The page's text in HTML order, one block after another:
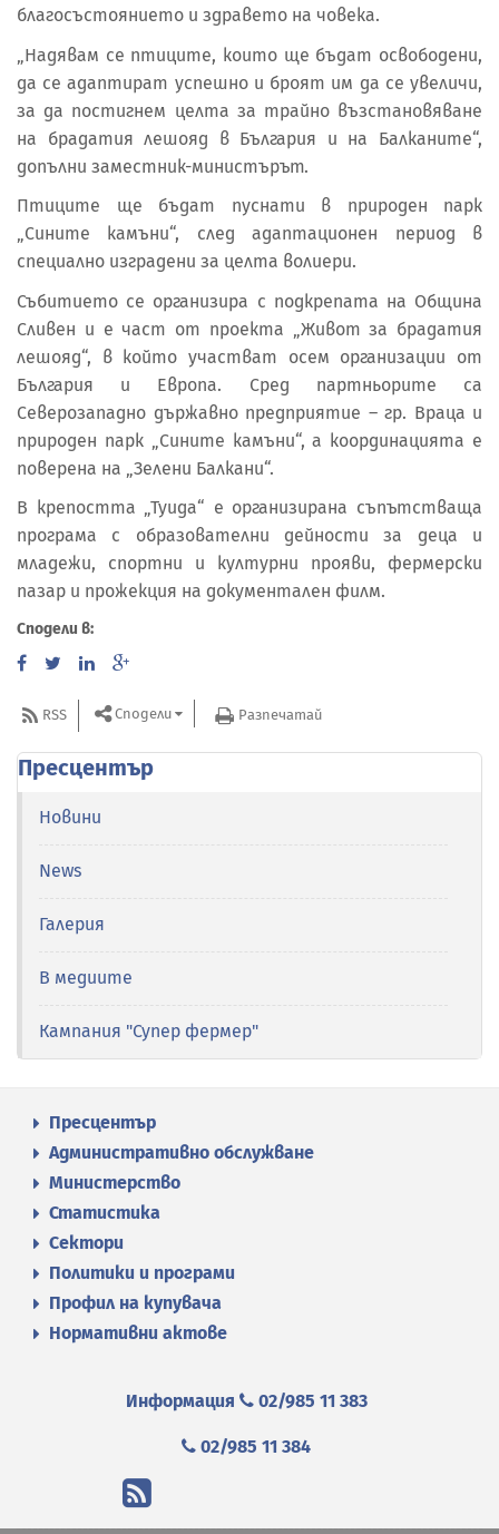
благосъстоянието и здравето на човека.
„Надявам се птиците, които ще бъдат освободени,
да се адаптират успешно и броят им да се увеличи,
за да постигнем целта за трайно възстановяване
на брадатия лешояд в България и на Балканите“,
допълни заместник-министърът.
Птиците ще бъдат пуснати в природен парк
„Сините камъни“, след адаптационен период в
специално изградени за целта волиери.
Събитието се организира с подкрепата на Община
Сливен и е част от проекта „Живот за брадатия
лешояд“, в който участват осем организации от
България и Европа. Сред партньорите са
Северозападно държавно предприятие – гр. Враца и
природен парк „Сините камъни“, а координацията е
поверена на „Зелени Балкани“.
В крепостта „Туида“ е организирана съпътстваща
програма с образователни дейности за деца и
младежи, спортни и културни прояви, фермерски
пазар и прожекция на документален филм.
Сподели в:
RSS Сподели Разпечатай
Пресцентър
Новини
News
Галерия
В медиите
Кампания "Супер фермер"
Пресцентър
Административно обслужване
Министерство
Статистика
Сектори
Политики и програми
Профил на купувача
Нормативни актове
Информация 02/985 11 383
02/985 11 384